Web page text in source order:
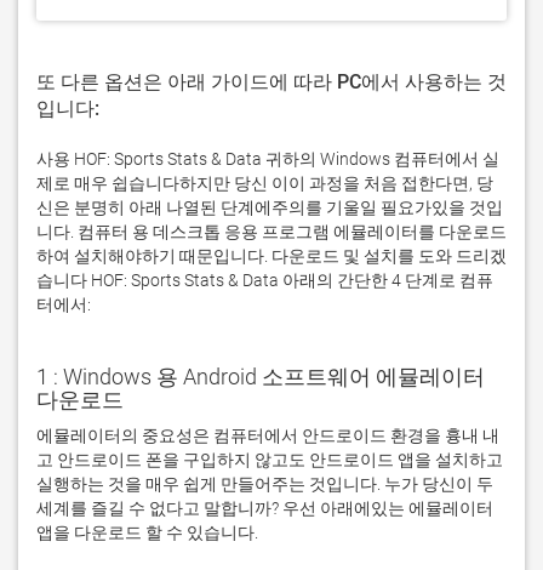
또 다른 옵션은 아래 가이드에 따라 PC에서 사용하는 것
입니다:
사용 HOF: Sports Stats & Data 귀하의 Windows 컴퓨터에서 실
제로 매우 쉽습니다하지만 당신 이이 과정을 처음 접한다면, 당
신은 분명히 아래 나열된 단계에주의를 기울일 필요가있을 것입
니다. 컴퓨터 용 데스크톱 응용 프로그램 에뮬레이터를 다운로드
하여 설치해야하기 때문입니다. 다운로드 및 설치를 도와 드리겠
습니다 HOF: Sports Stats & Data 아래의 간단한 4 단계로 컴퓨
터에서:
1 : Windows 용 Android 소프트웨어 에뮬레이터
다운로드
에뮬레이터의 중요성은 컴퓨터에서 안드로이드 환경을 흉내 내
고 안드로이드 폰을 구입하지 않고도 안드로이드 앱을 설치하고
실행하는 것을 매우 쉽게 만들어주는 것입니다. 누가 당신이 두
세계를 즐길 수 없다고 말합니까? 우선 아래에있는 에뮬레이터